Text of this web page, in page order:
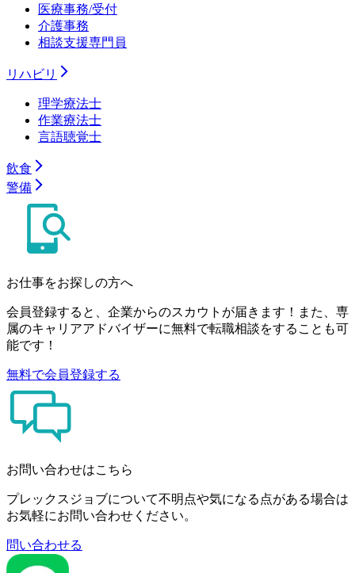
医療事務/受付
介護事務
相談支援専門員
リハビリ
理学療法士
作業療法士
言語聴覚士
飲食
警備
お仕事をお探しの方へ
会員登録すると、企業からのスカウトが届きます！また、専
属のキャリアアドバイザーに無料で転職相談をすることも可
能です！
無料で会員登録する
お問い合わせはこちら
プレックスジョブについて不明点や気になる点がある場合は
お気軽にお問い合わせください。
問い合わせる